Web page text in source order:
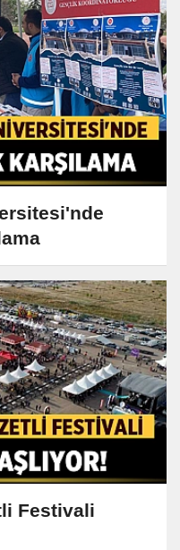
Festivali